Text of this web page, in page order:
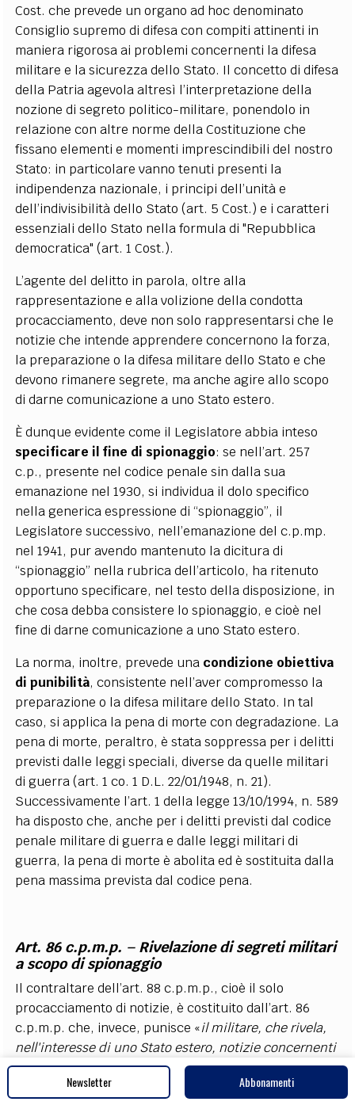
Cost. che prevede un organo ad hoc denominato
Consiglio supremo di difesa con compiti attinenti in
maniera rigorosa ai problemi concernenti la difesa
militare e la sicurezza dello Stato. Il concetto di difesa
della Patria agevola altresì l’interpretazione della
nozione di segreto politico-militare, ponendolo in
relazione con altre norme della Costituzione che
fissano elementi e momenti imprescindibili del nostro
Stato: in particolare vanno tenuti presenti la
indipendenza nazionale, i principi dell’unità e
dell’indivisibilità dello Stato (art. 5 Cost.) e i caratteri
essenziali dello Stato nella formula di "Repubblica
democratica" (art. 1 Cost.).
L’agente del delitto in parola, oltre alla
rappresentazione e alla volizione della condotta
procacciamento, deve non solo rappresentarsi che le
notizie che intende apprendere concernono la forza,
la preparazione o la difesa militare dello Stato e che
devono rimanere segrete, ma anche agire allo scopo
di darne comunicazione a uno Stato estero.
È dunque evidente come il Legislatore abbia inteso
specificare il fine di spionaggio: se nell’art. 257
c.p., presente nel codice penale sin dalla sua
emanazione nel 1930, si individua il dolo specifico
nella generica espressione di “spionaggio”, il
Legislatore successivo, nell’emanazione del c.p.mp.
nel 1941, pur avendo mantenuto la dicitura di
“spionaggio” nella rubrica dell’articolo, ha ritenuto
opportuno specificare, nel testo della disposizione, in
che cosa debba consistere lo spionaggio, e cioè nel
fine di darne comunicazione a uno Stato estero.
La norma, inoltre, prevede una condizione obiettiva
di punibilità, consistente nell’aver compromesso la
preparazione o la difesa militare dello Stato. In tal
caso, si applica la pena di morte con degradazione. La
pena di morte, peraltro, è stata soppressa per i delitti
previsti dalle leggi speciali, diverse da quelle militari
di guerra (art. 1 co. 1 D.L. 22/01/1948, n. 21).
Successivamente l’art. 1 della legge 13/10/1994, n. 589
ha disposto che, anche per i delitti previsti dal codice
penale militare di guerra e dalle leggi militari di
guerra, la pena di morte è abolita ed è sostituita dalla
pena massima prevista dal codice pena.
Art. 86 c.p.m.p. – Rivelazione di segreti militari
a scopo di spionaggio
Il contraltare dell’art. 88 c.p.m.p., cioè il solo
procacciamento di notizie, è costituito dall’art. 86
c.p.m.p. che, invece, punisce «il militare, che rivela,
nell'interesse di uno Stato estero, notizie concernenti
la forza, la preparazione o la difesa militare dello Stato
e che devono rimanere segrete
Newsletter Abbonamenti